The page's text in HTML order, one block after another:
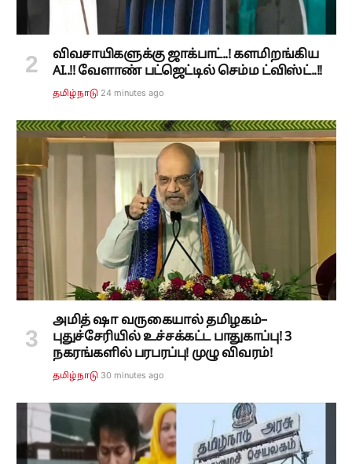
விவசாயிகளுக்கு ஜாக்பாட்..! களமிறங்கிய
AI..!! வேளாண் பட்ஜெட்டில் செம்ம ட்விஸ்ட்..!!
தமிழ்நாடு 24 minutes ago
அமித் ஷா வருகையால் தமிழகம்–
புதுச்சேரியில் உச்சக்கட்ட பாதுகாப்பு! 3
நகரங்களில் பரபரப்பு! முழு விவரம்!
தமிழ்நாடு 30 minutes ago